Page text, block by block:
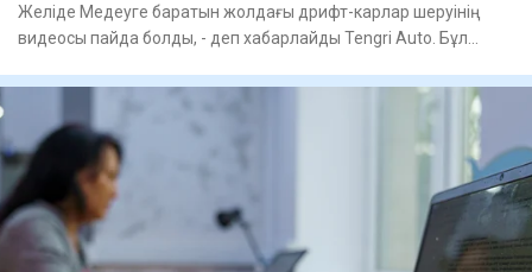
Желіде Медеуге баратын жолдағы дрифт-карлар шеруінің
видеосы пайда болды, - деп хабарлайды Tengri Auto. Бұл